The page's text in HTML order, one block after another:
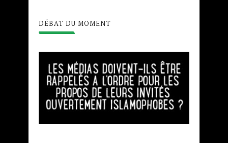
DÉBAT DU MOMENT